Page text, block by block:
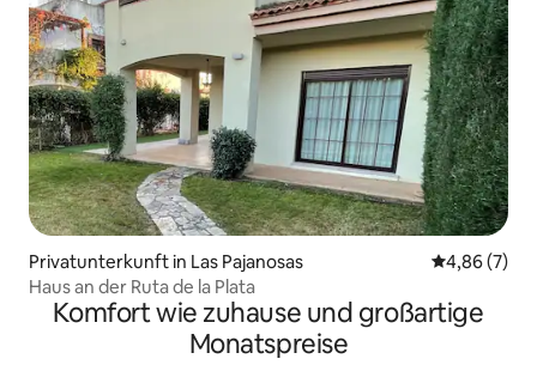
Privatunterkunft in Las Pajanosas
4,86 (7)
Haus an der Ruta de la Plata
Komfort wie zuhause und großartige
Monatspreise